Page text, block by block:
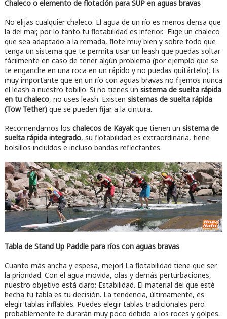
Chaleco o elemento de flotación para SUP en aguas bravas
No elijas cualquier chaleco. El agua de un río es menos densa que
la del mar, por lo tanto tu flotabilidad es inferior. Elige un chaleco
que sea adaptado a la remada, flote muy bien y sobre todo que
tenga un sistema que te permita usar un leash que puedas soltar
fácilmente en caso de tener algún problema (por ejemplo que se
te enganche en una roca en un rápido y no puedas quitártelo). Es
muy importante que en un río con aguas bravas no fijemos nunca
el leash a nuestro tobillo. Si no tienes un sistema de suelta rápida
en tu chaleco, no uses leash. Existen sistemas de suelta rápida
(Tow Tether)que se pueden fijar a la cintura.
Recomendamos los chalecos de Kayakque tienen un sistema de
suelta rápida integrado, su flotabilidad es extraordinaria, tiene
bolsillos incluídos e incluso bandas reflectantes.
Tabla de Stand Up Paddle para ríos con aguas bravas
Cuanto más ancha y espesa, mejor! La flotabilidad tiene que ser
la prioridad. Con el agua movida, olas y demás perturbaciones,
nuestro objetivo está claro: Estabilidad. El material del que esté
hecha tu tabla es tu decisión. La tendencia, últimamente, es
elegir tablas inflables. Puedes elegir tablas tradicionales pero
probablemente te durarán muy poco debido a los roces y golpes.